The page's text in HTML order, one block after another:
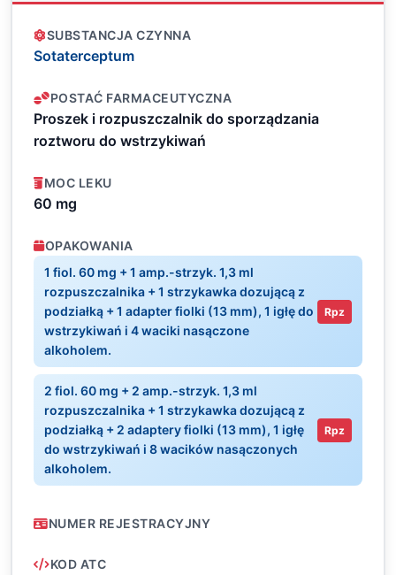
SUBSTANCJA CZYNNA
Sotaterceptum
POSTAĆ FARMACEUTYCZNA
Proszek i rozpuszczalnik do sporządzania
roztworu do wstrzykiwań
MOC LEKU
60 mg
OPAKOWANIA
1 fiol. 60 mg + 1 amp.-strzyk. 1,3 ml
rozpuszczalnika + 1 strzykawka dozującą z
podziałką + 1 adapter fiolki (13 mm), 1 igłę do
wstrzykiwań i 4 waciki nasączone
alkoholem.
Rpz
2 fiol. 60 mg + 2 amp.-strzyk. 1,3 ml
rozpuszczalnika + 1 strzykawka dozującą z
podziałką + 2 adaptery fiolki (13 mm), 1 igłę
do wstrzykiwań i 8 wacików nasączonych
alkoholem.
Rpz
NUMER REJESTRACYJNY
KOD ATC